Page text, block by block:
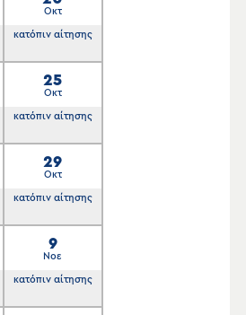
Οκτ
κατόπιν αίτησης
25
Οκτ
κατόπιν αίτησης
29
Οκτ
κατόπιν αίτησης
9
Νοε
κατόπιν αίτησης